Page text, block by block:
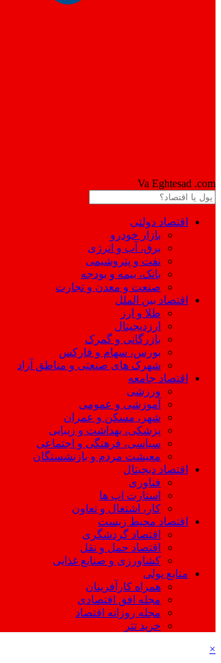
Va Eghtesad .com
اقتصاد دولتی
بازار خودرو
برق، آب و انرژی
نفت و پتروشیمی
بانک، بیمه و بودجه
صنعت و معدن و تجارت
اقتصاد بین الملل
طلا و ارز
ارزدیجیتال
بازرگانی و گمرک
بورس، سهام و فارکس
شهرک های صنعتی و مناطق آزاد
اقتصاد جامعه
ورزشی
آموزشی و عمومی
شهر، مسکن و عمران
پزشکی، بهداشت و زیبایی
سیاسی، فرهنگی و اجتماعی
معیشت مردم و بازنشستگان
اقتصاد دیجیتال
فناوری
استارت اپ ها
کار، اشتغال و تعاون
اقتصاد محیط زیست
اقتصاد گردشگری
اقتصاد حمل و نقل
کشاورزی و صنایع غذایی
منابع پولی
همراه کارآفرینان
مجله افق اقتصادی
مجله روزانه اقتصاد
خرید تتر
×